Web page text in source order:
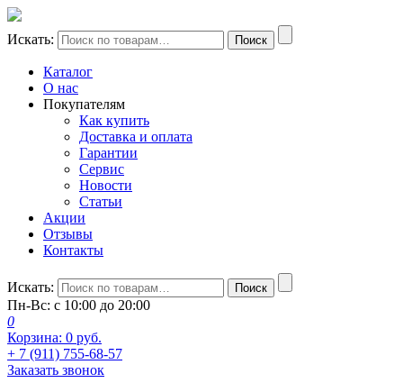
Искать: Поиск
Каталог
О нас
Покупателям
Как купить
Доставка и оплата
Гарантии
Сервис
Новости
Статьи
Акции
Отзывы
Контакты
Искать: Поиск
Пн-Вс: с 10:00 до 20:00
0
Корзина: 0 руб.
+ 7 (911) 755-68-57
Заказать звонок